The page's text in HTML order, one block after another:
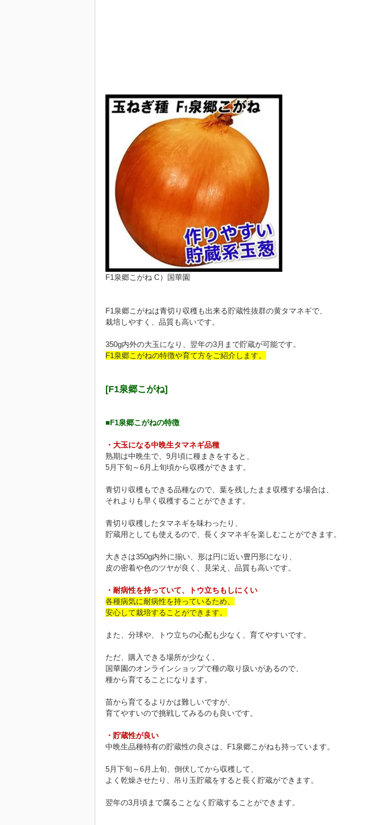
F1泉郷こがね C）国華園
F1泉郷こがねは青切り収穫も出来る貯蔵性抜群の黄タマネギで、
栽培しやすく、品質も高いです。
350g内外の大玉になり、翌年の3月まで貯蔵が可能です。
F1泉郷こがねの特徴や育て方をご紹介します。
[F1泉郷こがね]
■F1泉郷こがねの特徴
・大玉になる中晩生タマネギ品種
熟期は中晩生で、9月頃に種まきをすると、
5月下旬～6月上旬頃から収穫ができます。
青切り収穫もできる品種なので、葉を残したまま収穫する場合は、
それよりも早く収穫することができます。
青切り収穫したタマネギを味わったり、
貯蔵用としても使えるので、長くタマネギを楽しむことができます。
大きさは350g内外に揃い、形は円に近い豊円形になり、
皮の密着や色のツヤが良く、見栄え、品質も高いです。
・耐病性を持っていて、トウ立ちもしにくい
各種病気に耐病性を持っているため、
安心して栽培することができます。
また、分球や、トウ立ちの心配も少なく、育てやすいです。
ただ、購入できる場所が少なく、
国華園のオンラインショップで種の取り扱いがあるので、
種から育てることになります。
苗から育てるよりかは難しいですが、
育てやすいので挑戦してみるのも良いです。
・貯蔵性が良い
中晩生品種特有の貯蔵性の良さは、F1泉郷こがねも持っています。
5月下旬～6月上旬、倒伏してから収穫して、
よく乾燥させたり、吊り玉貯蔵をすると長く貯蔵ができます。
翌年の3月頃まで腐ることなく貯蔵することができます。